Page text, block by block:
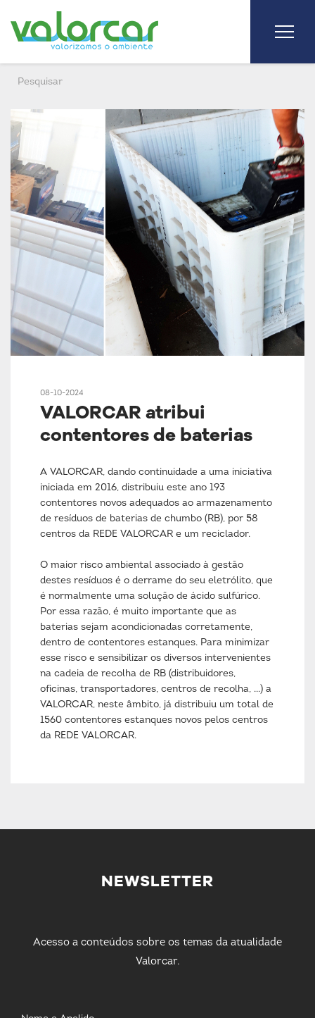
08-10-2024
VALORCAR atribui
contentores de baterias
A VALORCAR, dando continuidade a uma iniciativa
iniciada em 2016, distribuiu este ano 193
contentores novos adequados ao armazenamento
de resíduos de baterias de chumbo (RB), por 58
centros da REDE VALORCAR e um reciclador.
O maior risco ambiental associado à gestão
destes resíduos é o derrame do seu eletrólito, que
é normalmente uma solução de ácido sulfúrico.
Por essa razão, é muito importante que as
baterias sejam acondicionadas corretamente,
dentro de contentores estanques. Para minimizar
esse risco e sensibilizar os diversos intervenientes
na cadeia de recolha de RB (distribuidores,
oficinas, transportadores, centros de recolha, ...) a
VALORCAR, neste âmbito, já distribuiu um total de
1560 contentores estanques novos pelos centros
da REDE VALORCAR.
NEWSLETTER
Acesso a conteúdos sobre os temas da atualidade
Valorcar.